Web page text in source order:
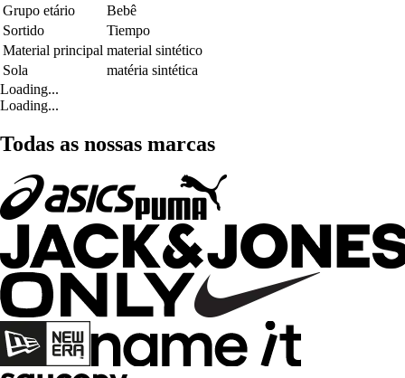
Grupo etário
Bebê
Sortido
Tiempo
Material principal material sintético
Sola
matéria sintética
Loading...
Loading...
Todas as nossas marcas